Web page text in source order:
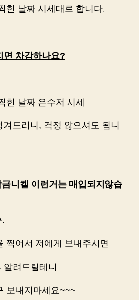
힌 날짜 시세대로 합니다.
면 차감하나요?
힌 날짜 은수저 시세
드리니, 걱정 않으셔도 됩니
니켈 이런거는 매입되지않습
.
찍어서 저에게 보내주시면
알려드릴테니
보내지마세요~~~